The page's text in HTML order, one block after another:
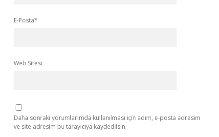
E-Posta*
Web Sitesi
Daha sonraki yorumlarımda kullanılması için adım, e-posta adresim
ve site adresim bu tarayıcıya kaydedilsin.